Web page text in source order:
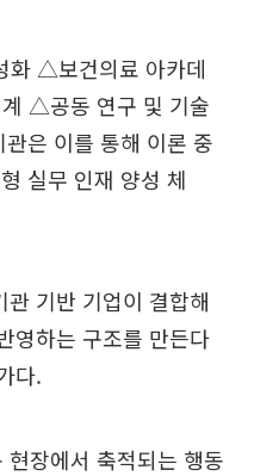
화 △보건의료 아카데
△공동 연구 및 기술
은 이를 통해 이론 중
실무 인재 양성 체
기반 기업이 결합해
영하는 구조를 만든다
다.
장에서 축적되는 행동